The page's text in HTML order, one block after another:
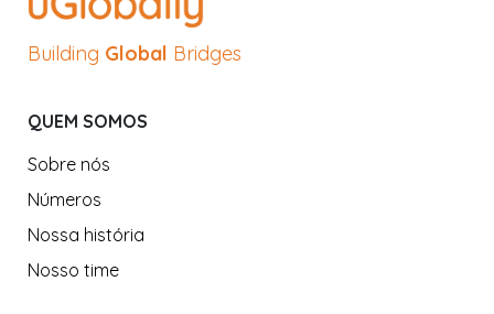
Building Global Bridges
QUEM SOMOS
Sobre nós
Números
Nossa história
Nosso time